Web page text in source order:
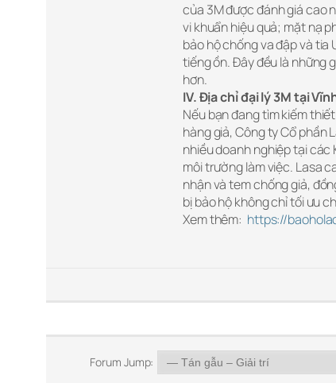
của 3M được đánh giá cao
vi khuẩn hiệu quả; mặt nạ
bảo hộ chống va đập và
tiếng ồn. Đây đều là những
hơn.
IV. Địa chỉ đại lý 3M tại
Nếu bạn đang tìm kiếm
hàng giả, Công ty Cổ phần
nhiều doanh nghiệp tại các
môi trường làm việc. Lasa
nhận và tem chống giả,
bị bảo hộ không chỉ tối ưu
Xem thêm: https://
Forum Jump: